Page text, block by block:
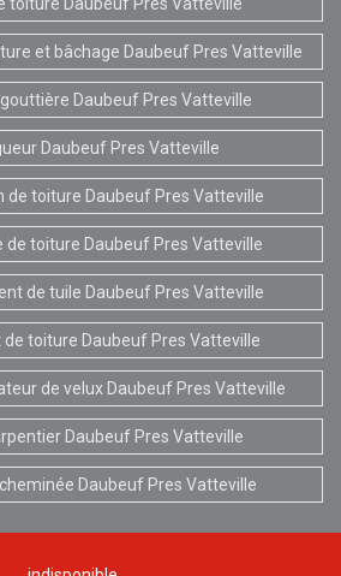
et bâchage Daubeuf Pres Vatteville
gouttière Daubeuf Pres Vatteville
Daubeuf Pres Vatteville
de toiture Daubeuf Pres Vatteville
de toiture Daubeuf Pres Vatteville
de tuile Daubeuf Pres Vatteville
de toiture Daubeuf Pres Vatteville
de velux Daubeuf Pres Vatteville
Daubeuf Pres Vatteville
Daubeuf Pres Vatteville